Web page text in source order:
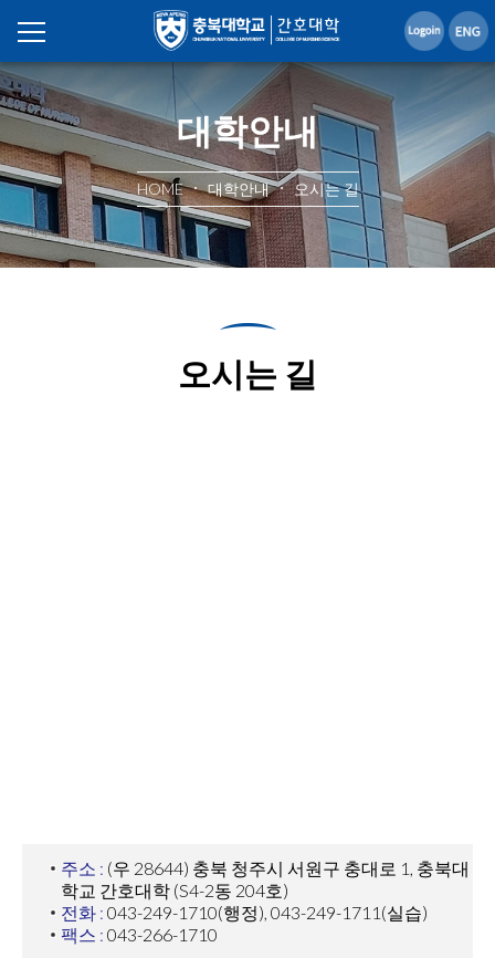
대학안내
HOME 대학안내 오시는 길
오시는 길
주소 : (우 28644) 충북 청주시 서원구 충대로 1, 충북대
학교 간호대학 (S4-2동 204호)
전화 : 043-249-1710(행정), 043-249-1711(실습)
팩스 : 043-266-1710